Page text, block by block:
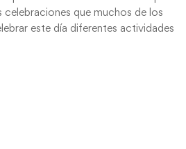
que muchos de los
este día diferentes actividades